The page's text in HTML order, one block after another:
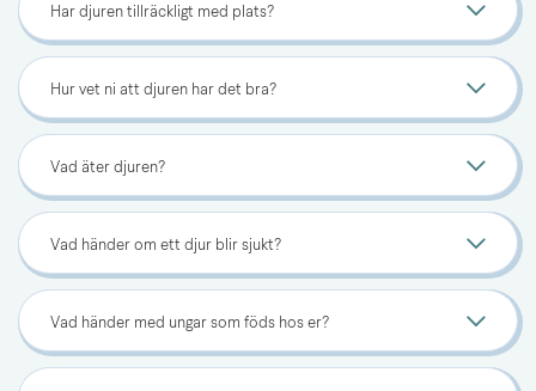
Har djuren tillräckligt med plats?
Hur vet ni att djuren har det bra?
Vad äter djuren?
Vad händer om ett djur blir sjukt?
Vad händer med ungar som föds hos er?